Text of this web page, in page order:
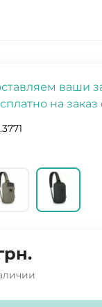
ваши
на